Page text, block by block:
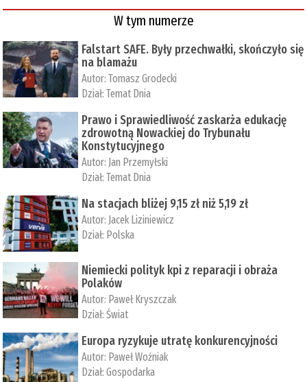
W tym numerze
Falstart SAFE. Były przechwałki, skończyło się
na blamażu
Autor:Tomasz Grodecki
Dział:Temat Dnia
Prawo i Sprawiedliwość zaskarża edukację
zdrowotną Nowackiej do Trybunału
Konstytucyjnego
Autor: Jan Przemyłski
Dział:Temat Dnia
Na stacjach bliżej 9,15 zł niż 5,19 zł
Autor: Jacek Liziniewicz
Dział: Polska
Niemiecki polityk kpi z reparacji i obraża
Polaków
Autor: Paweł Kryszczak
Dział:Świat
Europa ryzykuje utratę konkurencyjności
Autor: Paweł Woźniak
Dział:Gospodarka